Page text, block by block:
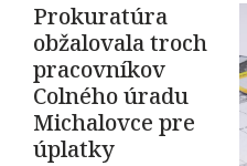
Prokuratúra
obžalovala troch
pracovníkov
Colného úradu
Michalovce pre
úplatky